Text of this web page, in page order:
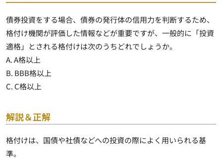
債券投資をする場合、債券の発行体の信用力を判断するため、
格付け機関が評価した情報などが重要ですが、一般的に「投資
適格」とされる格付けは次のうちどれでしょうか。
A. A格以上
B. BBB格以上
C. C格以上
解説＆正解
格付けは、国債や社債などへの投資の際によく用いられる基
準。